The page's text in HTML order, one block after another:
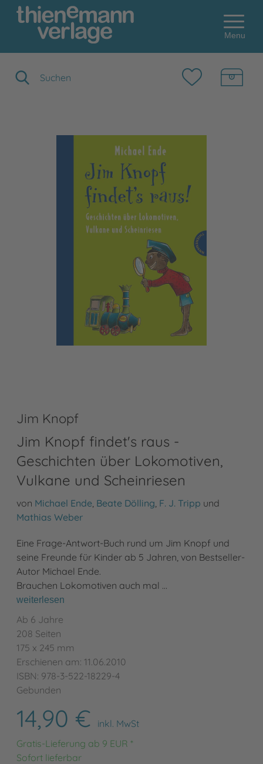
Menu
Jim Knopf
Jim Knopf findet's raus -
Geschichten über Lokomotiven,
Vulkane und Scheinriesen
von Michael Ende Beate Dölling F. J. Tripp und
Mathias Weber
Eine Frage-Antwort-Buch rund um Jim Knopf und
seine Freunde für Kinder ab 5 Jahren, von Bestseller-
Autor Michael Ende.
Brauchen Lokomotiven auch mal …
weiterlesen
Ab 6 Jahre
208 Seiten
175 x 245 mm
Erschienen am: 11.06.2010
ISBN: 978-3-522-18229-4
Gebunden
14,90 €
inkl. MwSt
Gratis-Lieferung ab 9 EUR *
Sofort lieferbar